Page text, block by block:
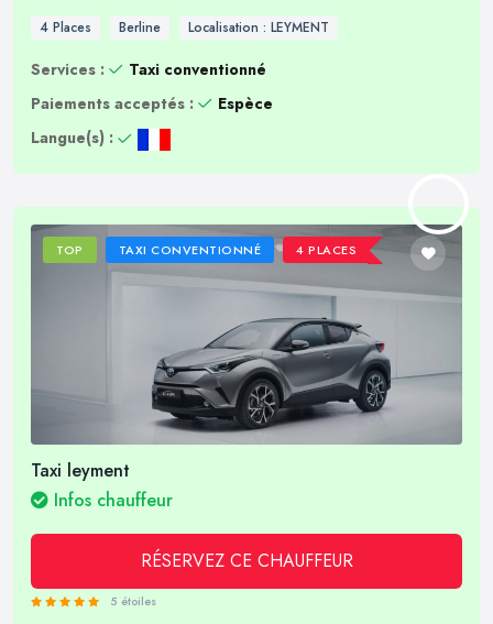
4 Places Berline Localisation : LEYMENT
Services :
Taxi conventionné
Paiements acceptés :
Espèce
Langue(s) :
TOP TAXI CONVENTIONNÉ 4 PLACES
Taxi leyment
Infos chauffeur
RÉSERVEZ CE CHAUFFEUR
5 étoiles